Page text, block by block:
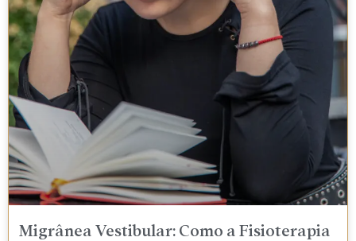
Migrânea Vestibular: Como a Fisioterapia